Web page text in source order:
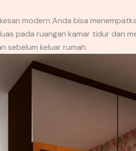
modern Anda bisa
pada ruangan kamar tidur dan
sebelum keluar rumah.